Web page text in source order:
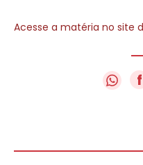
Acesse a matéria no site
f